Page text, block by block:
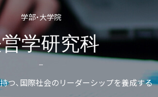
学部・大学院
学研究科
つ、国際社会のリーダーシップを養成する